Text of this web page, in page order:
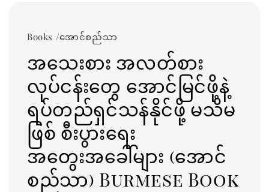
Books /အောင်စည်သာ
အသေးစား အလတ်စား
လုပ်ငန်းတွေ အောင်မြင်ဖို့နဲ့
ရပ်တည်ရှင်သန်နိုင်ဖို့ မသိမ
ဖြစ် စီးပွားရေး
အတွေးအခေါ်များ (အောင်
စည်သာ) Burmese Book